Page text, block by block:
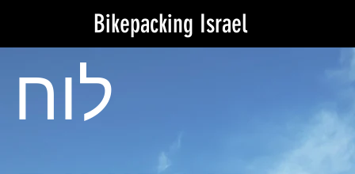
Bikepacking Israel
לוח